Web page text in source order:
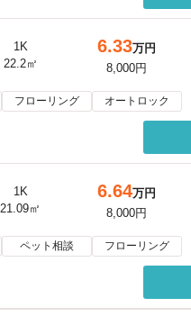
1K
22.2㎡
6.33万円
8,000円
フローリング オートロック
1K
21.09㎡
6.64万円
8,000円
ペット相談 フローリング